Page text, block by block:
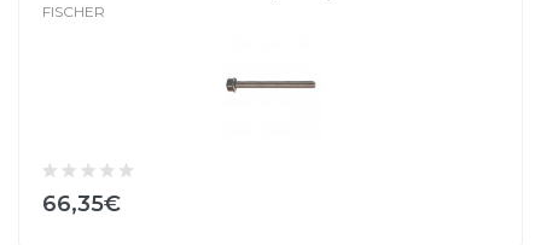
FISCHER
66,35€